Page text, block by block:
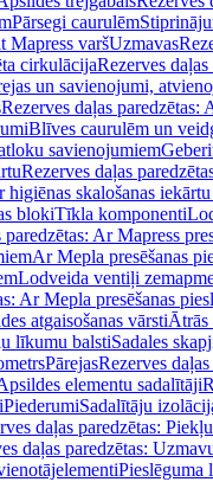
Pārsegi caurulēm
Mapress varšUzmavas
cirkulācijaRezerves
un savienojumi,
Rezerves daļas paredzētas:
Blīves caurulēm un
savienojumiem
Rezerves daļas
higiēnas skalošanas
blokiTīkla komponenti
paredzētas: Ar Mapress
Ar Mepla presēšanas
Lodveida ventiļi
Ar Mepla presēšanas
atgaisošanas vārstiĀtrās
līkumu balstiSadales
PārejasRezerves
elementu sadalītāji
PiederumiSadalītāju
daļas paredzētas:
daļas paredzētas:
Pieslēguma